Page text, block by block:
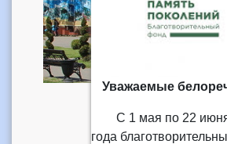
Уважаемые
С 1 мая по 22
года